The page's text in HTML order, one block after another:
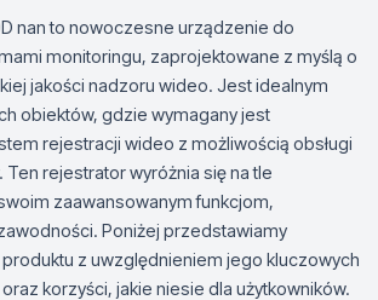
nan to nowoczesne urządzenie do
monitoringu, zaprojektowane z myślą o
jakości nadzoru wideo. Jest idealnym
obiektów, gdzie wymagany jest
rejestracji wideo z możliwością obsługi
Ten rejestrator wyróżnia się na tle
zaawansowanym funkcjom,
Poniżej przedstawiamy
z uwzględnieniem jego kluczowych
korzyści, jakie niesie dla użytkowników.